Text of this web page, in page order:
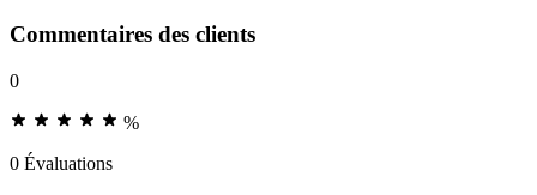
Commentaires des clients
0
%
0 Évaluations